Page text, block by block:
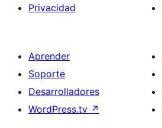
Privacidad
Aprender
Soporte
Desarrolladores
WordPress.tv ↗